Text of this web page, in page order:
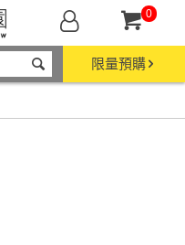
0
限量預購